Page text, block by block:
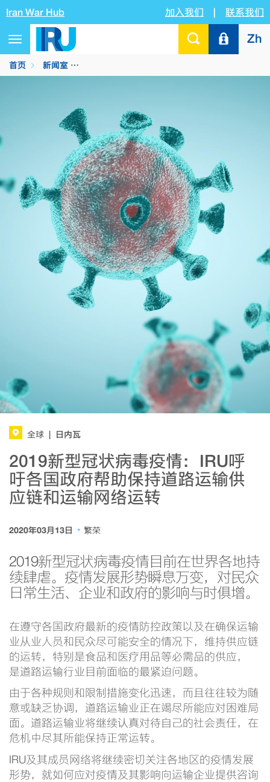
Iran War Hub 加入我们 | 联系我们
Toggle
navigation
Zh
首页 新闻室
全球 日内瓦
2019新型冠状病毒疫情：IRU呼
吁各国政府帮助保持道路运输供
应链和运输网络运转
2020年03月13日 · 繁荣
2019新型冠状病毒疫情目前在世界各地持
续肆虐。疫情发展形势瞬息万变，对民众
日常生活、企业和政府的影响与时俱增。
在遵守各国政府最新的疫情防控政策以及在确保运输
业从业人员和民众尽可能安全的情况下，维持供应链
的运转，特别是食品和医疗用品等必需品的供应，
是道路运输行业目前面临的最紧迫问题。
由于各种规则和限制措施变化迅速，而且往往较为随
意或缺乏协调，道路运输业正在竭尽所能应对困难局
面。道路运输业将继续认真对待自己的社会责任，在
危机中尽其所能保持正常运转。
IRU及其成员网络将继续密切关注各地区的疫情发展
形势，就如何应对疫情及其影响向运输企业提供咨询